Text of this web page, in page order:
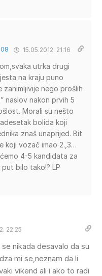
15.05.2012. 21:16
utrka drugi
na kraju puno
nego prošlih
naslov nakon prvih 5
Morali su nešto
bolida koji
znaš unaprijed. Bit
koji vozač imao 2.,3…
4-5 kandidata za
bilo tako!? LP
22:25
nikada desavalo da su
mi se,neznam da li
vikend ali i ako to radi